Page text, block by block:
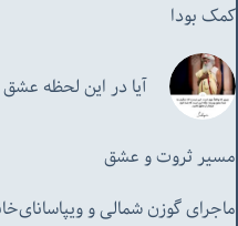
کمک بودا
آیا در این لحظه
مسیر ثروت و عشق
ماجرای گوزن شمالی و‌